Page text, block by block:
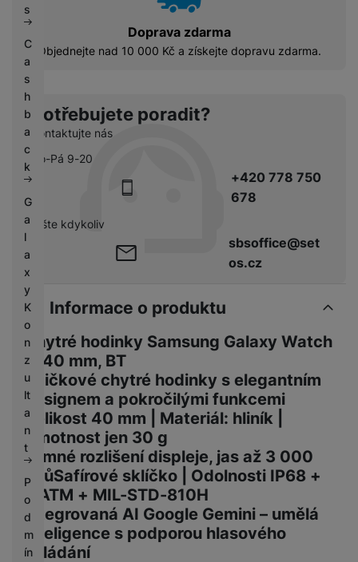
s
C
a
s
h
b
a
c
k
G
a
l
a
x
y
K
o
n
z
u
lt
a
n
t
P
o
d
m
ín
Doprava zdarma
Objednejte nad 10 000 Kč a získejte dopravu zdarma.
Potřebujete poradit?
Kontaktujte nás
Po-Pá 9-20
+420 778 750
678
pište kdykoliv
sbsoffice@set
os.cz
Informace o produktu
Chytré hodinky Samsung Galaxy Watch
8, 40 mm, BT
Špičkové chytré hodinky s elegantním
designem a pokročilými funkcemi
Velikost 40 mm | Materiál: hliník |
Hmotnost jen 30 g
Jemné rozlišení displeje, jas až 3 000
nitůSafírové sklíčko | Odolnosti IP68 +
5 ATM + MIL-STD-810H
Integrovaná AI Google Gemini – umělá
inteligence s podporou hlasového
ovládání